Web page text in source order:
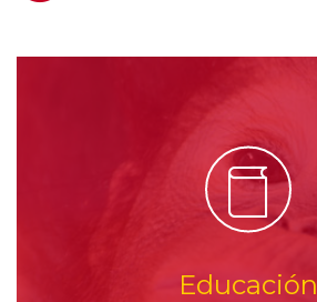
Educación